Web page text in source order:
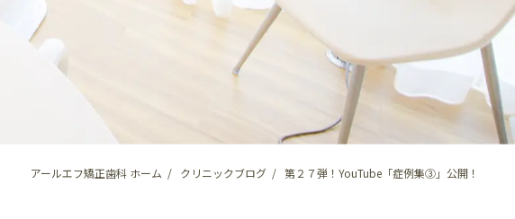
アールエフ矯正歯科 ホーム クリニックブログ 第２７弾！YouTube「症例集③」公開！